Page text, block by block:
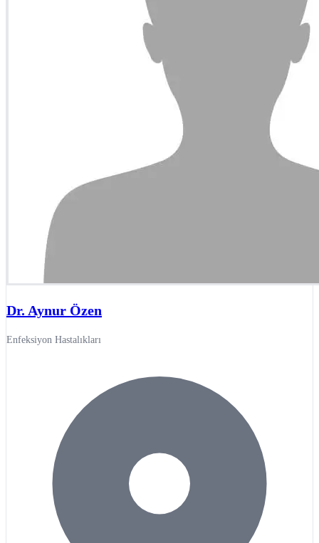
Dr. Aynur Özen
Enfeksiyon Hastalıkları